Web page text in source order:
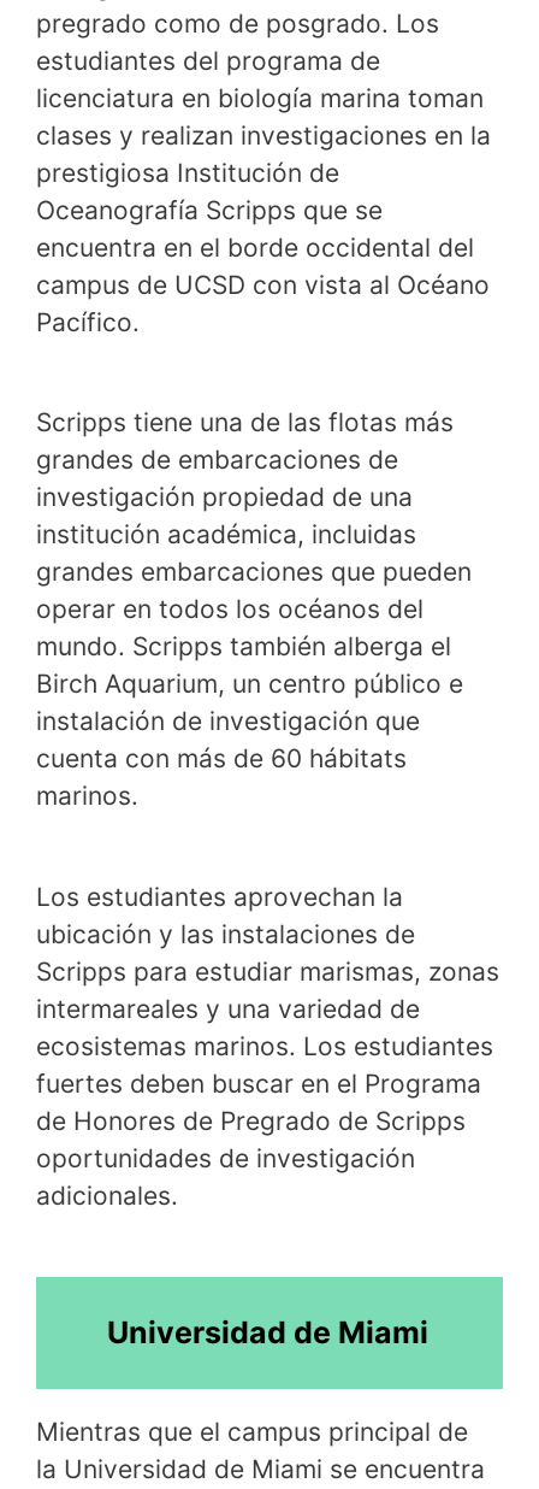
pregrado como de posgrado. Los
estudiantes del programa de
licenciatura en biología marina toman
clases y realizan investigaciones en la
prestigiosa Institución de
Oceanografía Scripps que se
encuentra en el borde occidental del
campus de UCSD con vista al Océano
Pacífico.
Scripps tiene una de las flotas más
grandes de embarcaciones de
investigación propiedad de una
institución académica, incluidas
grandes embarcaciones que pueden
operar en todos los océanos del
mundo. Scripps también alberga el
Birch Aquarium, un centro público e
instalación de investigación que
cuenta con más de 60 hábitats
marinos.
Los estudiantes aprovechan la
ubicación y las instalaciones de
Scripps para estudiar marismas, zonas
intermareales y una variedad de
ecosistemas marinos. Los estudiantes
fuertes deben buscar en el Programa
de Honores de Pregrado de Scripps
oportunidades de investigación
adicionales.
Universidad de Miami
Mientras que el campus principal de
la Universidad de Miami se encuentra